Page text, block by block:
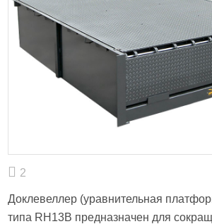
2
Доклевеллер (уравнительная
типа RH13B предназначен для